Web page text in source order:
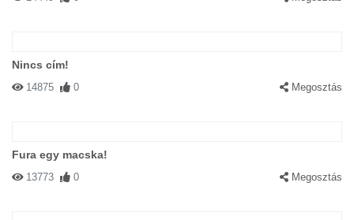
Nincs cím!
14875 0 Megosztás
Fura egy macska!
13773 0 Megosztás